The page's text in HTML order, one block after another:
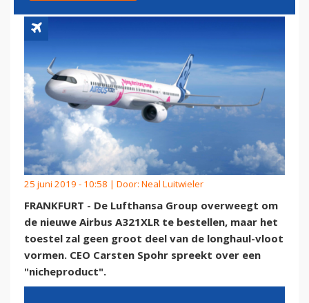
25 juni 2019 - 10:58 | Door: Neal Luitwieler
FRANKFURT - De Lufthansa Group overweegt om
de nieuwe Airbus A321XLR te bestellen, maar het
toestel zal geen groot deel van de longhaul-vloot
vormen. CEO Carsten Spohr spreekt over een
"nicheproduct".